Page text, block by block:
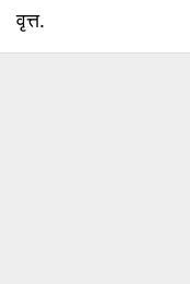
वृत्त.